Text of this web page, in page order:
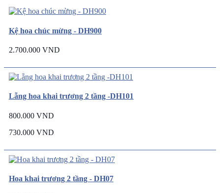
Kệ hoa chúc mừng - DH900
2.700.000 VND
Lẵng hoa khai trương 2 tầng -DH101
800.000 VND
730.000 VND
Hoa khai trương 2 tầng - DH07